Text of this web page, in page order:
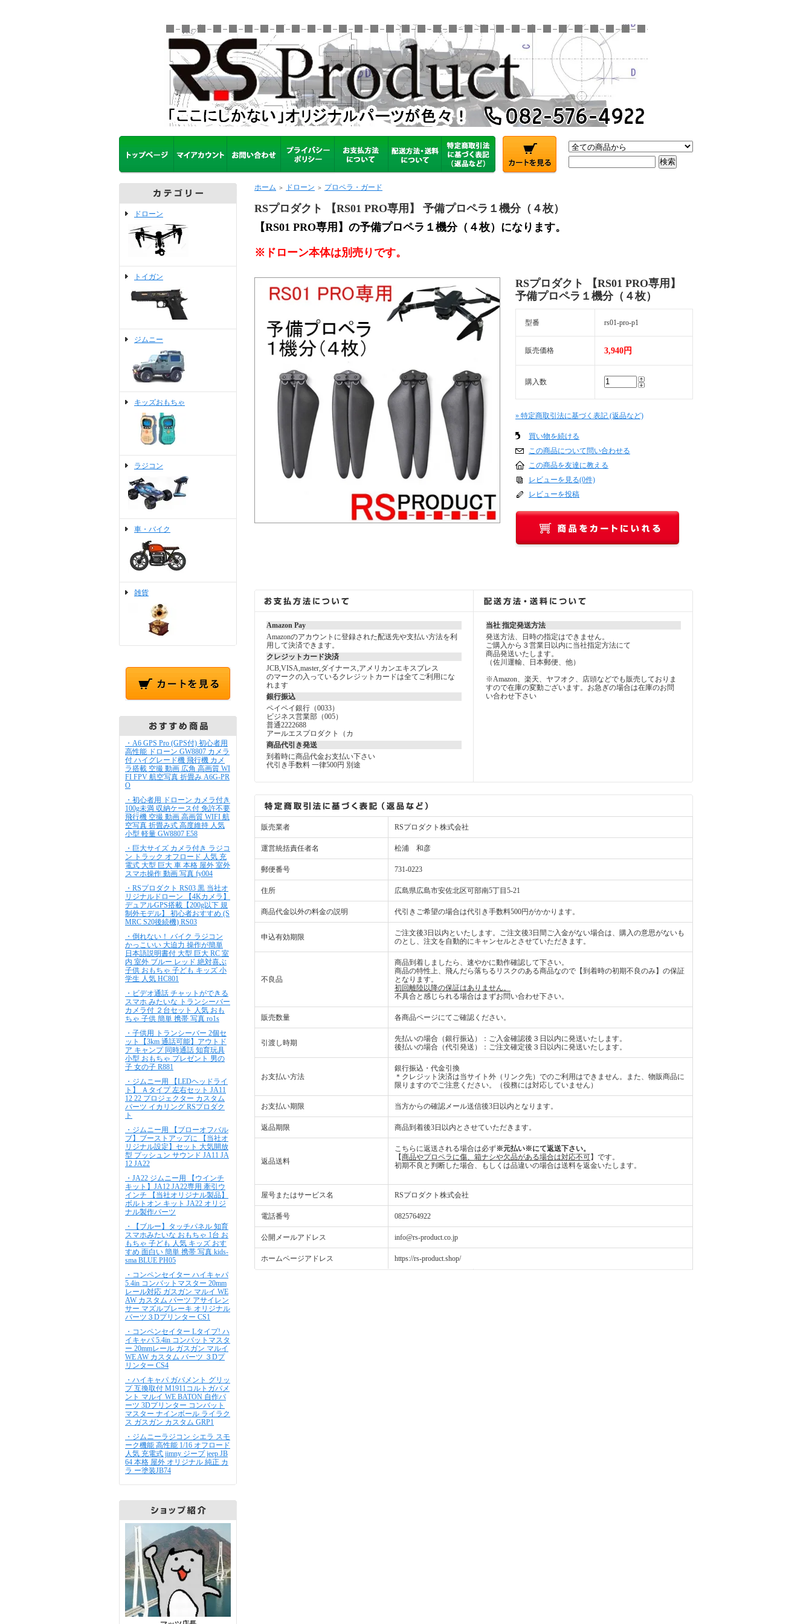
ドローン
トイガン
ジムニー
キッズおもちゃ
ラジコン
車・バイク
雑貨
・A6 GPS Pro (GPS付) 初心者用
高性能 ドローン GW8807 カメラ
付 ハイグレード機 飛行機 カメ
ラ搭載 空撮 動画 広角 高画質 WI
FI FPV 航空写真 折畳み A6G-PR
O
・初心者用 ドローン カメラ付き
100g未満 収納ケース付 免許不要
飛行機 空撮 動画 高画質 WIFI 航
空写真 折畳み式 高度維持 人気
小型 軽量 GW8807 E58
・巨大サイズ カメラ付き ラジコ
ン トラック オフロード 人気 充
電式 大型 巨大 車 本格 屋外 室外
スマホ操作 動画 写真 fy004
・RSプロダクト RS03 黒 当社オ
リジナルドローン 【4Kカメラ】
デュアルGPS搭載【200g以下 規
制外モデル】 初心者おすすめ (S
MRC S20後続機) RS03
・倒れない！ バイク ラジコン
かっこいい 大迫力 操作が簡単
日本語説明書付 大型 巨大 RC 室
内 室外 ブルー レッド 絶対喜ぶ
子供 おもちゃ 子ども キッズ 小
学生 人気 HC801
・ビデオ通話 チャットができる
スマホ みたいな トランシーバー
カメラ付 ２台セット 人気 おも
ちゃ 子供 簡単 携帯 写真 ro1s
・子供用 トランシーバー 2個セ
ット【3km 通話可能】アウトド
ア キャンプ 同時通話 知育玩具
小型 おもちゃ プレゼント 男の
子 女の子 R881
・ジムニー用 【LEDヘッドライ
ト】 Ａタイプ 左右セット JA11
12 22 プロジェクター カスタム
パーツ イカリング RSプロダク
ト
・ジムニー用 【ブローオフバル
ブ】ブーストアップに 【当社オ
リジナル設定】セット 大気開放
型 プッシュン サウンド JA11 JA
12 JA22
・JA22 ジムニー用 【ウインチ
キット】JA12 JA22専用 牽引ウ
インチ 【当社オリジナル製品】
ボルトオン キット JA22 オリジ
ナル製作パーツ
・【ブルー】タッチパネル 知育
スマホみたいな おもちゃ 1台 お
もちゃ 子ども 人気 キッズ おす
すめ 面白い 簡単 携帯 写真 kids-
sma BLUE PH05
・コンペンセイター ハイキャパ
5.4in コンバットマスター 20mm
レール対応 ガスガン マルイ WE
AW カスタム パーツ アサイレン
サー マズルブレーキ オリジナル
パーツ３Dプリンター CS1
・コンペンセイター Lタイプ! ハ
イキャパ 5.4in コンバットマスタ
ー 20mmレール ガスガン マルイ
WE AW カスタム パーツ ３Dプ
リンター CS4
・ハイキャパ ガバメント グリッ
プ 互換取付 M1911コルトガバメ
ント マルイ WE BATON 自作パ
ーツ 3Dプリンター コンバット
マスター ナインボール ライラク
ス ガスガン カスタム GRP1
・ジムニーラジコン シエラ スモ
ーク機能 高性能 1/16 オフロード
人気 充電式 jimny ジープ jeep JB
64 本格 屋外 オリジナル 純正 カ
ラ ー塗装JB74
ホーム ＞ ドローン ＞ プロペラ・ガード
RSプロダクト 【RS01 PRO専用】 予備プロペラ１機分（４枚）
【RS01 PRO専用】の予備プロペラ１機分（４枚）になります。
※ドローン本体は別売りです。
RSプロダクト 【RS01 PRO専用】
予備プロペラ１機分（４枚）
型番 rs01-pro-p1
販売価格 3,940円
購入数
» 特定商取引法に基づく表記 (返品など)
買い物を続ける
この商品について問い合わせる
この商品を友達に教える
レビューを見る(0件)
レビューを投稿
Amazon Pay
Amazonのアカウントに登録された配送先や支払い方法を利
用して決済できます。
クレジットカード決済
JCB,VISA,master,ダイナース,アメリカンエキスプレス
のマークの入っているクレジットカードは全てご利用にな
れます
銀行振込
ペイペイ銀行（0033）
ビジネス営業部（005）
普通2222688
アールエスプロダクト（カ
商品代引き発送
到着時に商品代金お支払い下さい
代引き手数料 一律500円 別途
当社 指定発送方法
発送方法、日時の指定はできません。
ご購入から３営業日以内に当社指定方法にて
商品発送いたします。
（佐川運輸、日本郵便、他）
※Amazon、楽天、ヤフオク、店頭などでも販売しておりま
すので在庫の変動ございます。お急ぎの場合は在庫のお問
い合わせ下さい
販売業者 RSプロダクト株式会社
運営統括責任者名 松浦 和彦
郵便番号 731-0223
住所 広島県広島市安佐北区可部南5丁目5-21
商品代金以外の料金の説明 代引きご希望の場合は代引き手数料500円がかかります。
申込有効期限
ご注文後3日以内といたします。ご注文後3日間ご入金がない場合は、購入の意思がないも
のとし、注文を自動的にキャンセルとさせていただきます。
不良品
商品到着しましたら、速やかに動作確認して下さい。
商品の特性上、飛んだら落ちるリスクのある商品なので【到着時の初期不良のみ】の保証
となります。
初回離陸以降の保証はありません。
不具合と感じられる場合はまずお問い合わせ下さい。
販売数量 各商品ページにてご確認ください。
引渡し時期
先払いの場合（銀行振込）：ご入金確認後３日以内に発送いたします。
後払いの場合（代引発送）：ご注文確定後３日以内に発送いたします。
お支払い方法
銀行振込・代金引換
＊クレジット決済は当サイト外（リンク先）でのご利用はできません。また、物販商品に
限りますのでご注意ください。（役務には対応していません）
お支払い期限 当方からの確認メール送信後3日以内となります。
返品期限 商品到着後3日以内とさせていただきます。
返品送料
こちらに返送される場合は必ず※元払い※にて返送下さい。
【商品やプロペラに傷、箱ナシや欠品がある場合は対応不可】です。
初期不良と判断した場合、もしくは品違いの場合は送料を返金いたします。
屋号またはサービス名 RSプロダクト株式会社
電話番号 0825764922
公開メールアドレス info@rs-product.co.jp
ホームページアドレス https://rs-product.shop/